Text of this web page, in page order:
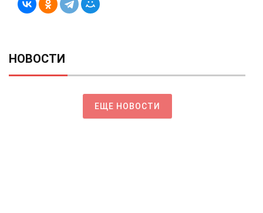
НОВОСТИ
ЕЩЕ НОВОСТИ